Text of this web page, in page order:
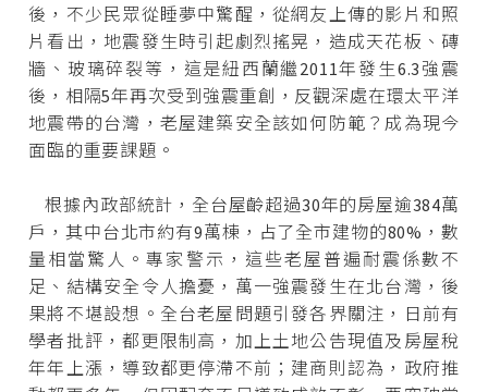
後，不少民眾從睡夢中驚醒，從網友上傳的影片和照
片看出，地震發生時引起劇烈搖晃，造成天花板、磚
牆、玻璃碎裂等，這是紐西蘭繼2011年發生6.3強震
後，相隔5年再次受到強震重創，反觀深處在環太平洋
地震帶的台灣，老屋建築安全該如何防範？成為現今
面臨的重要課題。
根據內政部統計，全台屋齡超過30年的房屋逾384萬
戶，其中台北市約有9萬棟，占了全市建物的80%，數
量相當驚人。專家警示，這些老屋普遍耐震係數不
足、結構安全令人擔憂，萬一強震發生在北台灣，後
果將不堪設想。全台老屋問題引發各界關注，日前有
學者批評，都更限制高，加上土地公告現值及房屋稅
年年上漲，導致都更停滯不前；建商則認為，政府推